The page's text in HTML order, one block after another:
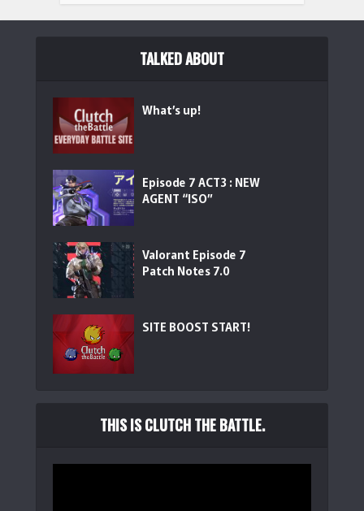
TALKED ABOUT
What’s up!
Episode 7 ACT3 : NEW
AGENT “ISO”
Valorant Episode 7
Patch Notes 7.0
SITE BOOST START!
THIS IS CLUTCH THE BATTLE.